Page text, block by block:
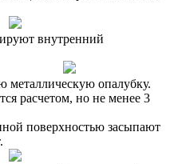
внутренний
металлическую опалубку.
расчетом, но не менее 3
поверхностью засыпают